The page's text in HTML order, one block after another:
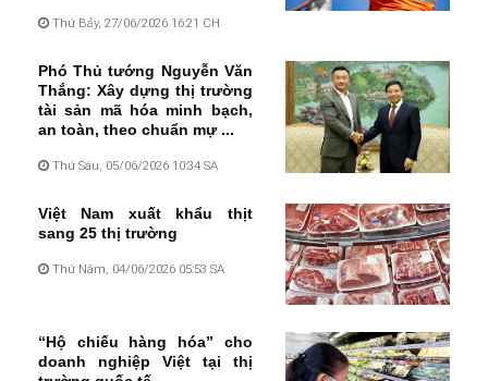
Thứ Bảy, 27/06/2026 16:21 CH
Phó Thủ tướng Nguyễn Văn
Thắng: Xây dựng thị trường
tài sản mã hóa minh bạch,
an toàn, theo chuẩn mự ...
Thứ Sáu, 05/06/2026 10:34 SA
Việt Nam xuất khẩu thịt
sang 25 thị trường
Thứ Năm, 04/06/2026 05:53 SA
“Hộ chiếu hàng hóa” cho
doanh nghiệp Việt tại thị